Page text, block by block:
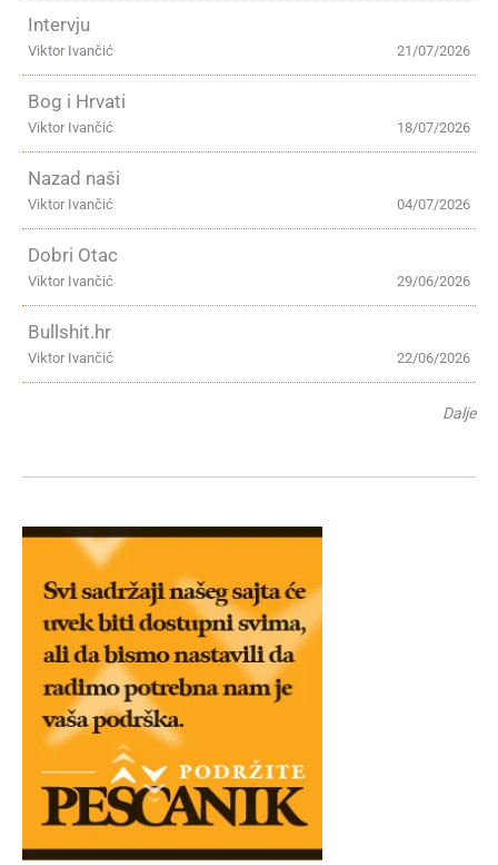
Intervju
21/07/2026
Viktor Ivančić
Bog i Hrvati
18/07/2026
Viktor Ivančić
Nazad naši
04/07/2026
Viktor Ivančić
Dobri Otac
29/06/2026
Viktor Ivančić
Bullshit.hr
22/06/2026
Viktor Ivančić
Dalje